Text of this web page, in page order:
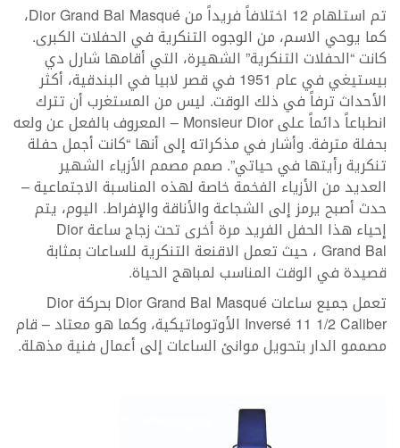
تم استلهام 12 اختلافاً فريداً من Dior Grand Bal Masqué،
كما يوحي الاسم، من الوجوه التنكرية في الحفلات الكبرى.
كانت “الحفلات التنكرية” الشهيرة، التي أقامها شارل دي
بيستيغي في عام 1951 في قصر لابيا في البندقية، أكثر
الأحداث ترفاً في ذلك الوقت. ليس من المستغرب أن تترك
انطباعاً دائماً على Monsieur Dior – المعروف بالفعل عن ولعه
بحفلة مترفة. وأشار في مذكراته إلى أنها “كانت أجمل حفلة
تنكرية رأيتها في حياتي”. صمم مصمم الأزياء الشهير
العديد من الأزياء الفخمة خاصة لهذه المناسبة الاجتماعية –
حدث أصبح يرمز إلى الشجاعة والأناقة والإفراط. اليوم، يتم
إحياء هذا الحفل الفريد مرة أخرى تحت زجاج ساعة Dior
Grand Bal ، حيث تعمل الاقنعة التنكرية للساعات بمثابة
قصيدة في الوقت المناسب لمباهج الحياة.
تعمل جميع ساعات Dior Grand Bal Masqué بحركة Dior
Inversé 11 1/2 Caliber الأوتوماتيكية، وكما هو معتاد – قام
مصممو الدار بتحويل موانئ الساعات إلى أعمال فنية مذهلة.